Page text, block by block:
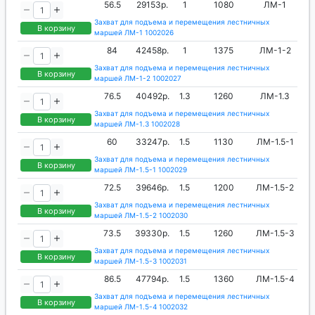
производится бесплатно, за наш счет.
В корзину
56.5 29153р. 1 1080 ЛМ-1
Захват для подъема и перемещения лестничных
маршей ЛМ-1 1002026
В корзину
84 42458р. 1 1375 ЛМ-1-2
Захват для подъема и перемещения лестничных
маршей ЛМ-1-2 1002027
В корзину
76.5 40492р. 1.3 1260 ЛМ-1.3
Захват для подъема и перемещения лестничных
маршей ЛМ-1.3 1002028
В корзину
60 33247р. 1.5 1130 ЛМ-1.5-1
Захват для подъема и перемещения лестничных
маршей ЛМ-1.5-1 1002029
В корзину
72.5 39646р. 1.5 1200 ЛМ-1.5-2
Захват для подъема и перемещения лестничных
маршей ЛМ-1.5-2 1002030
В корзину
73.5 39330р. 1.5 1260 ЛМ-1.5-3
Захват для подъема и перемещения лестничных
маршей ЛМ-1.5-3 1002031
В корзину
86.5 47794р. 1.5 1360 ЛМ-1.5-4
Захват для подъема и перемещения лестничных
маршей ЛМ-1.5-4 1002032